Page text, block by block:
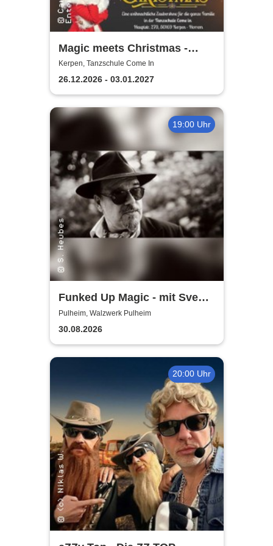
Magic meets Christmas -
Tanzschule Come In
Kerpen, Tanzschule Come In
26.12.2026 - 03.01.2027
19:00 Uhr
Funked Up Magic - mit Sven
Heubes & Band
Pulheim, Walzwerk Pulheim
30.08.2026
20:00 Uhr